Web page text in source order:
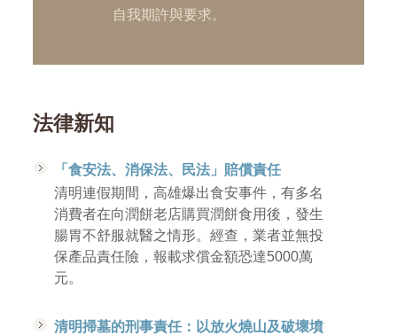
自我期許與要求。
法律新知
「食安法、消保法、民法」賠償責任
清明連假期間，高雄爆出食安事件，有多名
消費者在向潤餅老店購買潤餅食用後，發生
腸胃不舒服就醫之情形。經查，業者並無投
保產品責任險，報載求償金額恐達5000萬
元。
清明掃墓的刑事責任：以放火燒山及破壞墳